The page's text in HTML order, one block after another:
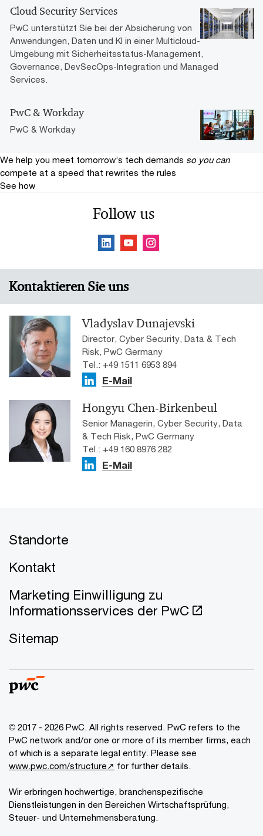
Cloud Security Services
PwC unterstützt Sie bei der Absicherung von
Anwendungen, Daten und KI in einer Multicloud-
Umgebung mit Sicherheitsstatus-Management,
Governance, DevSecOps-Integration und Managed
Services.
PwC & Workday
PwC & Workday
We help you meet tomorrow’s tech demands so you can
compete at a speed that rewrites the rules
See how
Follow us
Kontaktieren Sie uns
Vladyslav Dunajevski
Director, Cyber Security, Data & Tech
Risk, PwC Germany
Tel.: +49 1511 6953 894
E-Mail
Hongyu Chen-Birkenbeul
Senior Managerin, Cyber Security, Data
& Tech Risk, PwC Germany
Tel.: +49 160 8976 282
E-Mail
Standorte
Kontakt
Marketing Einwilligung zu
Informationsservices der PwC
Sitemap
© 2017 - 2026 PwC. All rights reserved. PwC refers to the
PwC network and/or one or more of its member firms, each
of which is a separate legal entity. Please see
www.pwc.com/structure↗ for further details.
Wir erbringen hochwertige, branchenspezifische
Dienstleistungen in den Bereichen Wirtschaftsprüfung,
Steuer- und Unternehmensberatung.